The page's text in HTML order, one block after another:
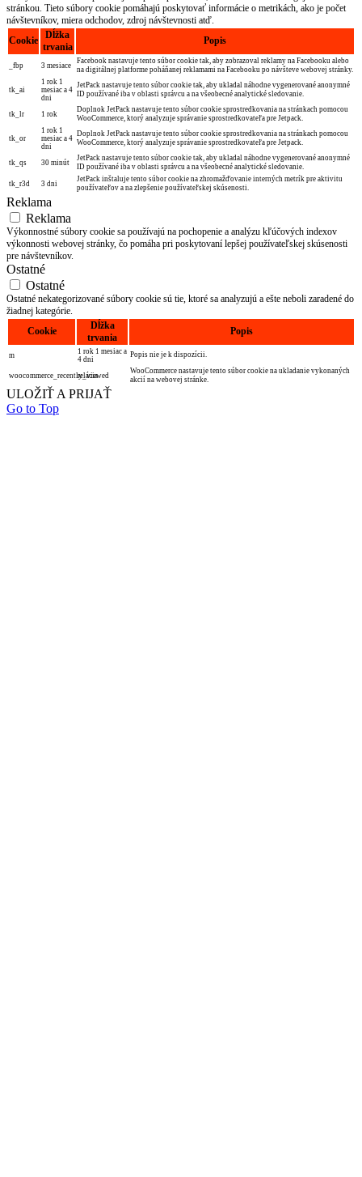
stránkou. Tieto súbory cookie pomáhajú poskytovať informácie o metrikách, ako je počet
návštevníkov, miera odchodov, zdroj návštevnosti atď.
Cookie
Dĺžka
trvania
Popis
_fbp 3 mesiace
Facebook nastavuje tento súbor cookie tak, aby zobrazoval reklamy na Facebooku alebo
na digitálnej platforme poháňanej reklamami na Facebooku po návšteve webovej stránky.
tk_ai
1 rok 1
mesiac a 4
dni
JetPack nastavuje tento súbor cookie tak, aby ukladal náhodne vygenerované anonymné
ID používané iba v oblasti správcu a na všeobecné analytické sledovanie.
tk_lr 1 rok
Doplnok JetPack nastavuje tento súbor cookie sprostredkovania na stránkach pomocou
WooCommerce, ktorý analyzuje správanie sprostredkovateľa pre Jetpack.
tk_or
1 rok 1
mesiac a 4
dni
Doplnok JetPack nastavuje tento súbor cookie sprostredkovania na stránkach pomocou
WooCommerce, ktorý analyzuje správanie sprostredkovateľa pre Jetpack.
tk_qs 30 minút
JetPack nastavuje tento súbor cookie tak, aby ukladal náhodne vygenerované anonymné
ID používané iba v oblasti správcu a na všeobecné analytické sledovanie.
tk_r3d 3 dni
JetPack inštaluje tento súbor cookie na zhromažďovanie interných metrík pre aktivitu
používateľov a na zlepšenie používateľskej skúsenosti.
Reklama
Reklama
Výkonnostné súbory cookie sa používajú na pochopenie a analýzu kľúčových indexov
výkonnosti webovej stránky, čo pomáha pri poskytovaní lepšej používateľskej skúsenosti
pre návštevníkov.
Ostatné
Ostatné
Ostatné nekategorizované súbory cookie sú tie, ktoré sa analyzujú a ešte neboli zaradené do
žiadnej kategórie.
Cookie
Dĺžka
trvania
Popis
m
1 rok 1 mesiac a
4 dni
Popis nie je k dispozícii.
woocommerce_recently_viewed
relácia
WooCommerce nastavuje tento súbor cookie na ukladanie vykonaných
akcií na webovej stránke.
ULOŽIŤ A PRIJAŤ
Go to Top